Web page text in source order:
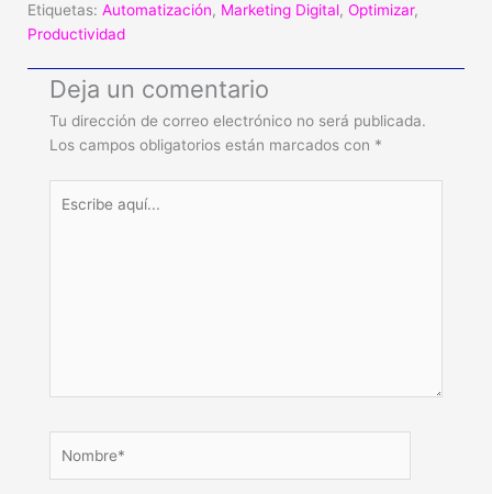
Etiquetas: Automatización, Marketing Digital, Optimizar,
Productividad
Deja un comentario
Tu dirección de correo electrónico no será publicada.
Los campos obligatorios están marcados con *
aquí...